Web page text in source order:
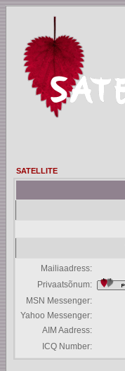
SATELLITE
Mailiaadress:
Privaatsõnum:
MSN Messenger:
Yahoo Messenger:
AIM Aadress:
ICQ Number: